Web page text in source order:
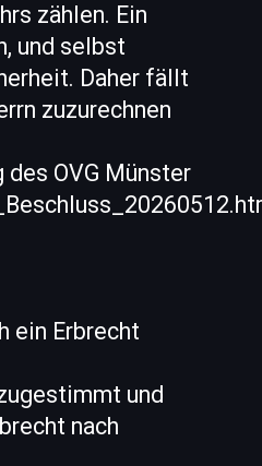
zählen. Ein
und selbst
Daher fällt
zuzurechnen
OVG Münster
ein Erbrecht
und
nach